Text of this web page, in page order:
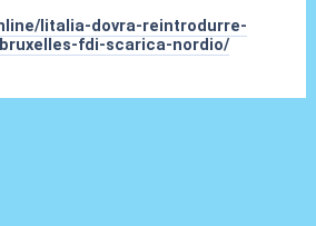
litalia-dovra-reintrodurre-
fdi-scarica-nordio/